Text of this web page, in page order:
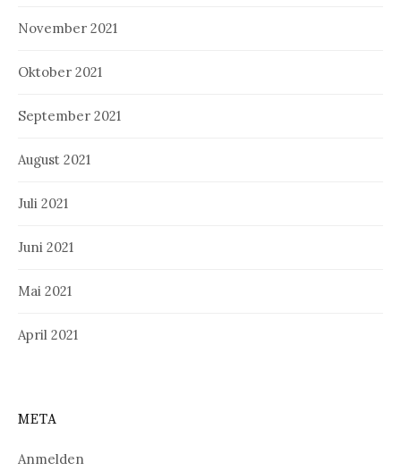
November 2021
Oktober 2021
September 2021
August 2021
Juli 2021
Juni 2021
Mai 2021
April 2021
META
Anmelden